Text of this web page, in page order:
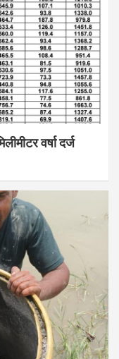
वर्षा दर्ज